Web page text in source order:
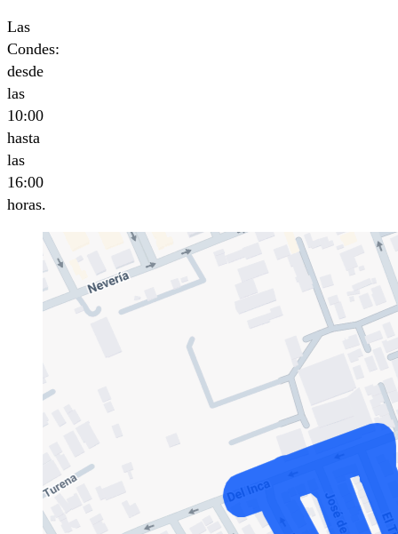
Las
Condes:
desde
las
10:00
hasta
las
16:00
horas.